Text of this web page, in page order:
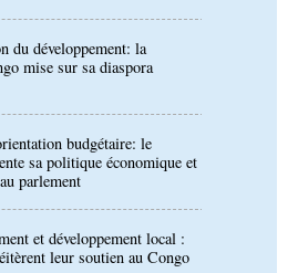
budgétaire: le
sa politique économique et
et développement local :
leur soutien au Congo
end des Diables rouges et
en Coupes d'Europe